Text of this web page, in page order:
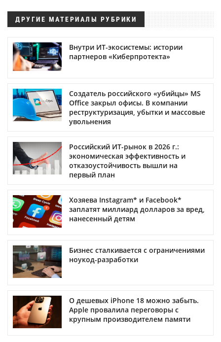
ДРУГИЕ МАТЕРИАЛЫ РУБРИКИ
Внутри ИТ-экосистемы: истории
партнеров «Киберпротекта»
Создатель российского «убийцы» MS
Office закрыл офисы. В компании
реструктуризация, убытки и массовые
увольнения
Российский ИТ-рынок в 2026 г.:
экономическая эффективность и
отказоустойчивость вышли на
первый план
Хозяева Instagram* и Facebook*
заплатят миллиард долларов за вред,
нанесенный детям
Бизнес сталкивается с ограничениями
ноукод-разработки
О дешевых iPhone 18 можно забыть.
Apple провалила переговоры с
крупным производителем памяти